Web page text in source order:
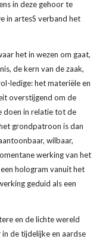
in deze gehoor te
in artesS verband het
het in wezen om gaat,
de kern van de zaak,
ledige: het materiële en
overstijgend om de
doen in relatie tot de
grondpatroon is dan
wilbaar,
werking van het
hologram vanuit het
geduid als een
en de lichte wereld
de tijdelijke en aardse